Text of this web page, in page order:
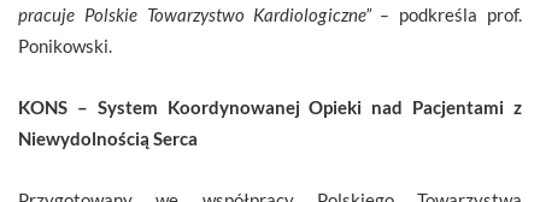
pracuje Polskie Towarzystwo Kardiologiczne” – podkreśla prof.
Ponikowski.
KONS – System Koordynowanej Opieki nad Pacjentami z
Niewydolnością Serca